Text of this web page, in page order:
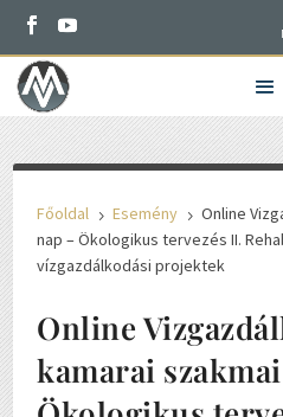
Főoldal 5 Esemény 5 Online
nap – Ökologikus tervezés II.
vízgazdálkodási projektek
Online
kamarai